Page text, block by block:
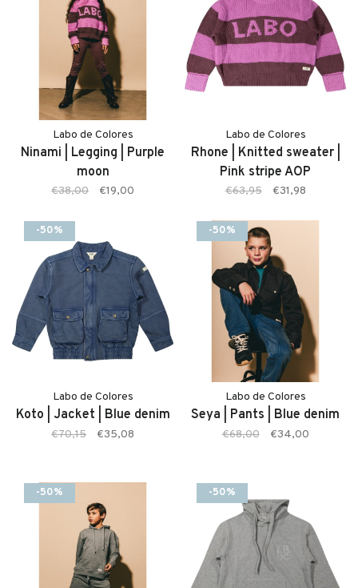
Labo de Colores
Ninami | Legging | Purple
moon
€38,00 €19,00
Labo de Colores
Rhone | Knitted sweater |
Pink stripe AOP
€63,95 €31,98
-50%
Labo de Colores
Koto | Jacket | Blue denim
€70,15 €35,08
-50%
Labo de Colores
Seya | Pants | Blue denim
€68,00 €34,00
-50% -50%